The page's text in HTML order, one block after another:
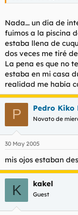
Nada... un día de
fuimos a la piscina
estaba llena de
dos veces me tiré
La pena es que no
estaba en mi casa
realidad me había
P Pedro Kiko
Novato de
30 May 2005
mis ojos estaban
K kakel
Guest